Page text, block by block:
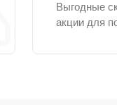
Выгодные
акции для